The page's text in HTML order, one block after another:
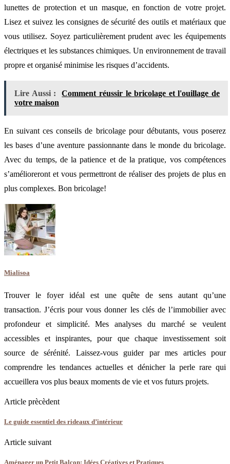
lunettes de protection et un masque, en fonction de votre projet.
Lisez et suivez les consignes de sécurité des outils et matériaux que
vous utilisez. Soyez particulièrement prudent avec les équipements
électriques et les substances chimiques. Un environnement de travail
propre et organisé minimise les risques d’accidents.
Lire Aussi :
Comment réussir le bricolage et l'ouillage de
votre maison
En suivant ces conseils de bricolage pour débutants, vous poserez
les bases d’une aventure passionnante dans le monde du bricolage.
Avec du temps, de la patience et de la pratique, vos compétences
s’amélioreront et vous permettront de réaliser des projets de plus en
plus complexes. Bon bricolage!
Mialisoa
Trouver le foyer idéal est une quête de sens autant qu’une
transaction. J’écris pour vous donner les clés de l’immobilier avec
profondeur et simplicité. Mes analyses du marché se veulent
accessibles et inspirantes, pour que chaque investissement soit
source de sérénité. Laissez-vous guider par mes articles pour
comprendre les tendances actuelles et dénicher la perle rare qui
accueillera vos plus beaux moments de vie et vos futurs projets.
Article prècèdent
Le guide essentiel des rideaux d’intérieur
Article suivant
Aménager un Petit Balcon: Idées Créatives et Pratiques